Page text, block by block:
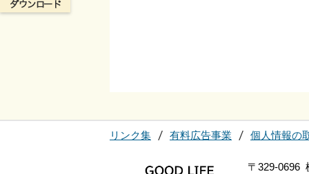
リンク集 有料広告事業 個人情報の
〒329-0696